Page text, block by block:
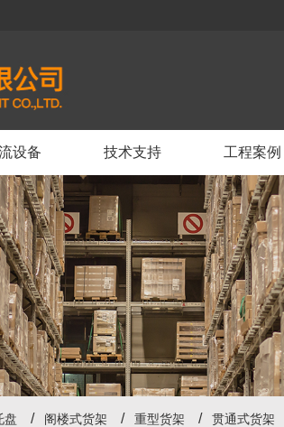
设备 技术支持 工程案例
盘 阁楼式货架 重型货架 贯通式货架